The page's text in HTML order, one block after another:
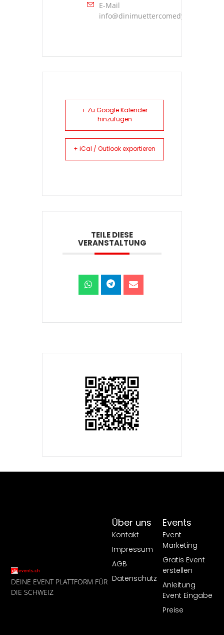
E-Mail
info@dinimuettercomedy.ch
+ Zu Google Kalender
hinzufügen
+ iCal / Outlook exportieren
TEILE DIESE
VERANSTALTUNG
DEINE EVENT PLATTFORM FÜR
DIE SCHWEIZ
Events
Event
Marketing
Gratis Event
erstellen
Anleitung
Event Eingabe
Preise
Über uns
Kontakt
Impressum
AGB
Datenschutz